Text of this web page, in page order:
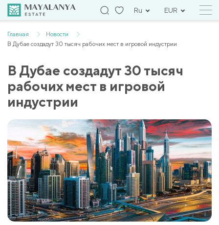
Ru EUR
Главная
Новости
В Дубае создадут 30 тысяч рабочих мест в игровой индустрии
В Дубае создадут 30 тысяч
рабочих мест в игровой
индустрии